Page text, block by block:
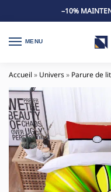
–10%
MENU
Accueil » Univers» Parure de